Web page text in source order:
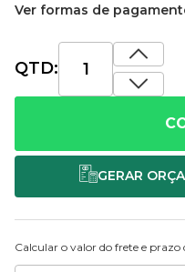
Ver formas de
QTD:
Calcular o valor do frete e prazo